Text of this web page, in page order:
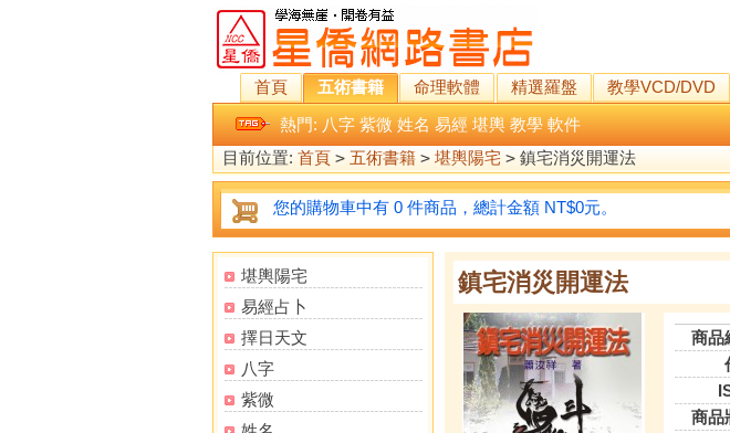
首頁 五術書籍 命理軟體 精選羅盤 教學VCD/DVD
熱門: 八字 紫微 姓名 易經 堪輿 教學 軟件
目前位置: 首頁 > 五術書籍 > 堪輿陽宅 > 鎮宅消災開運法
您的購物車中有 0 件商品，總計金額 NT$0元。
堪輿陽宅
易經占卜
擇日天文
八字
紫微
鎮宅消災開運法
商品
商品